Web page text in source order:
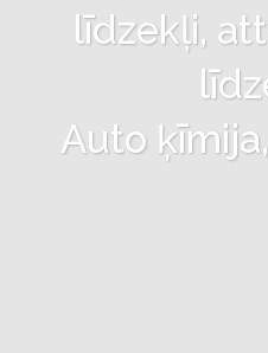
līdzekļi,
Auto